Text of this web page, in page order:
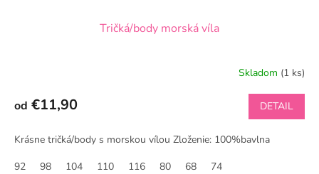
Tričká/body morská víla
Skladom (1 ks)
od €11,90 DETAIL
Krásne tričká/body s morskou vílou Zloženie: 100%bavlna
92
98 104 110 116 80 68 74